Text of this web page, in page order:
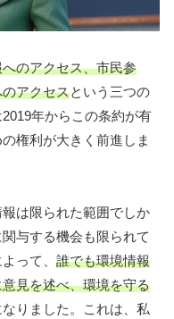
のアクセス、市民参
アクセスという三つの
年からこの条約が有
権利が大きく前進しま
は限られた範囲でしか
与する機会も限られて
って、 誰でも環境情報
見を述べ、環境を守る
なりました。これは、私